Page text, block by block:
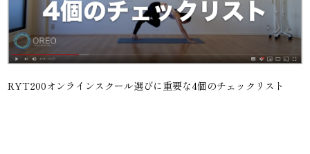
RYT200オンラインスクール選びに重要な4個のチェックリスト